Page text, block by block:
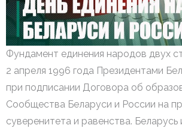
- Профсоюзная организация
- Профилактика здорового образа жизни
- Противодействие коррупции
- Обращение граждан и юридических лиц
Фундамент единения народов двух
2 апреля 1996 года Президентами
при подписании Договора об
Сообщества Беларуси и России на
суверенитета и равенства. Беларусь